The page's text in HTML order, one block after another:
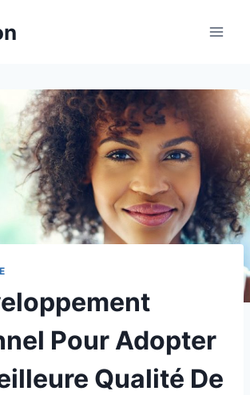
Pour Adopter
Qualité De